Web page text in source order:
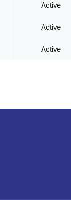
Active
Active
Active